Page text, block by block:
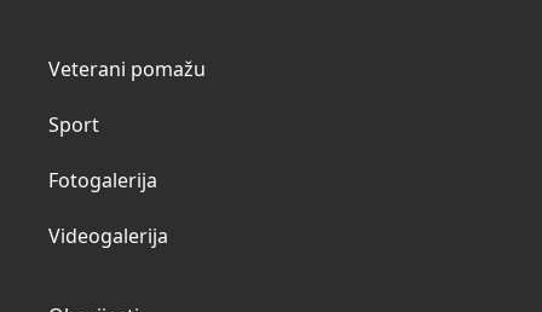
Veterani pomažu
Sport
Fotogalerija
Videogalerija